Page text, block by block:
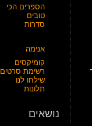
הספרים הכי
טובים
סדרות
אנימה
קומיקסים
רשימת סרטים
שילחו לנו
תלונות
נושאים